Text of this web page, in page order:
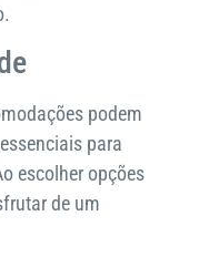
podem
para
escolher opções
de um